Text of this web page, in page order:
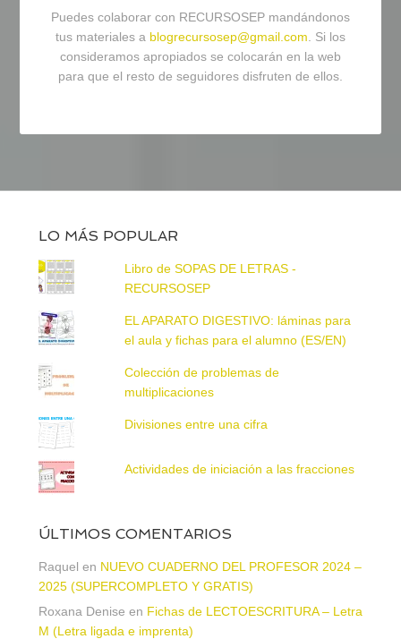
Puedes colaborar con RECURSOSEP mandándonos
tus materiales a blogrecursosep@gmail.com. Si los
consideramos apropiados se colocarán en la web
para que el resto de seguidores disfruten de ellos.
LO MÁS POPULAR
Libro de SOPAS DE LETRAS -
RECURSOSEP
EL APARATO DIGESTIVO: láminas para
el aula y fichas para el alumno (ES/EN)
Colección de problemas de
multiplicaciones
Divisiones entre una cifra
Actividades de iniciación a las fracciones
ÚLTIMOS COMENTARIOS
Raquel en NUEVO CUADERNO DEL PROFESOR 2024 –
2025 (SUPERCOMPLETO Y GRATIS)
Roxana Denise en Fichas de LECTOESCRITURA – Letra
M (Letra ligada e imprenta)